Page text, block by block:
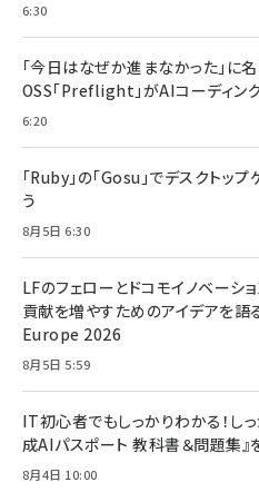
6:30
「今日はなぜか進まなかった」に
OSS「Preflight」がAIコーディン
6:20
「Ruby」の「Gosu」でデスクトッ
う
8月5日 6:30
LFのフェローとドコモイノベーシ
貢献を増やすためのアイデアを
Europe 2026
8月5日 5:59
IT初心者でもしっかりわかる！し
成AIパスポート 教科書＆問題集』
8月4日 10:00